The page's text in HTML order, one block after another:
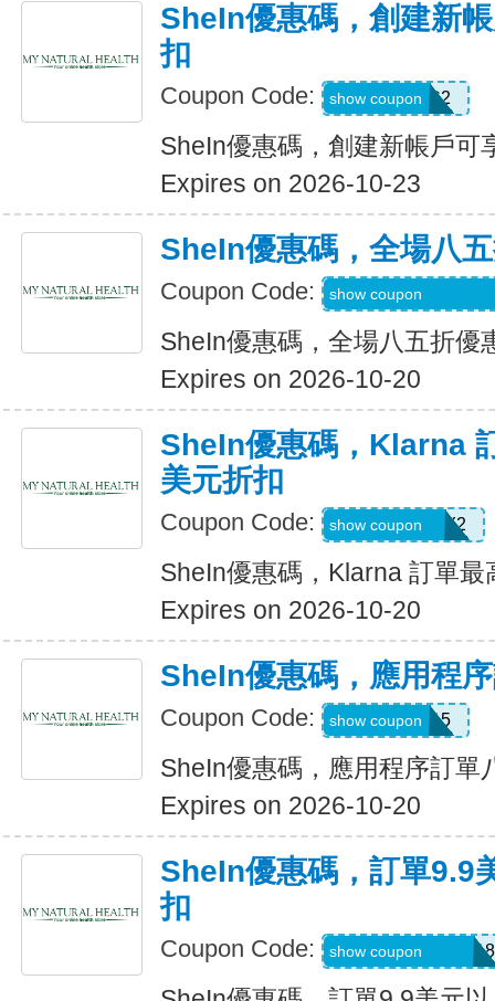
SheIn優惠碼，創建新
扣
Coupon Code: SWHC2
show coupon
SheIn優惠碼，創建新帳戶可
Expires on 2026-10-23
SheIn優惠碼，全場八
Coupon Code: show coupon
SheIn優惠碼，全場八五折優
Expires on 2026-10-20
SheIn優惠碼，Klarna
美元折扣
Coupon Code: KLARNAJULY2
show coupon
SheIn優惠碼，Klarna 訂單
Expires on 2026-10-20
SheIn優惠碼，應用程
Coupon Code: APP15
show coupon
SheIn優惠碼，應用程序訂單
Expires on 2026-10-20
SheIn優惠碼，訂單9.9
扣
Coupon Code: A6USquimimo7718
show coupon